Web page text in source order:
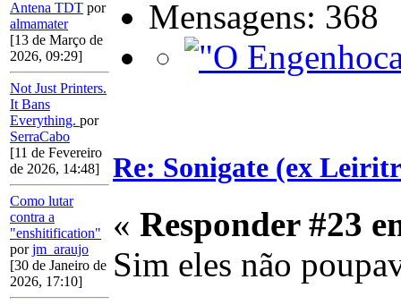
Antena TDT por
almamater
[13 de Março de
2026, 09:29]
Not Just Printers.
It Bans
Everything. por
SerraCabo
[11 de Fevereiro
de 2026, 14:48]
Como lutar
contra a
"enshitification"
porjm_araujo
[30 de Janeiro de
2026, 17:10]
Mensagens: 368
Re: Sonigate (ex
« Responder #23
Sim eles não